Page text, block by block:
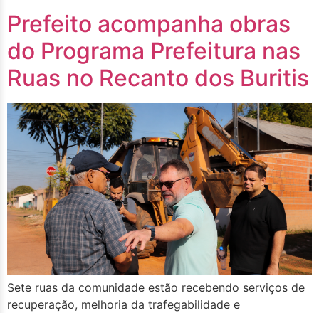
Prefeito acompanha obras
do Programa Prefeitura nas
Ruas no Recanto dos Buritis
Sete ruas da comunidade estão recebendo serviços de
recuperação, melhoria da trafegabilidade e